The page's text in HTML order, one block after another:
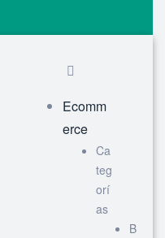
Ecomm
erce
Ca
teg
orí
as
B